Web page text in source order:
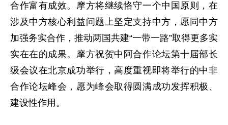
合作富有成效。摩方将继续恪守一个中国原则，在
涉及中方核心利益问题上坚定支持中方，愿同中方
加强务实合作，推动两国共建“一带一路”取得更多实
实在在的成果。摩方祝贺中阿合作论坛第十届部长
级会议在北京成功举行，高度重视即将举行的中非
合作论坛峰会，愿为峰会取得圆满成功发挥积极、
建设性作用。